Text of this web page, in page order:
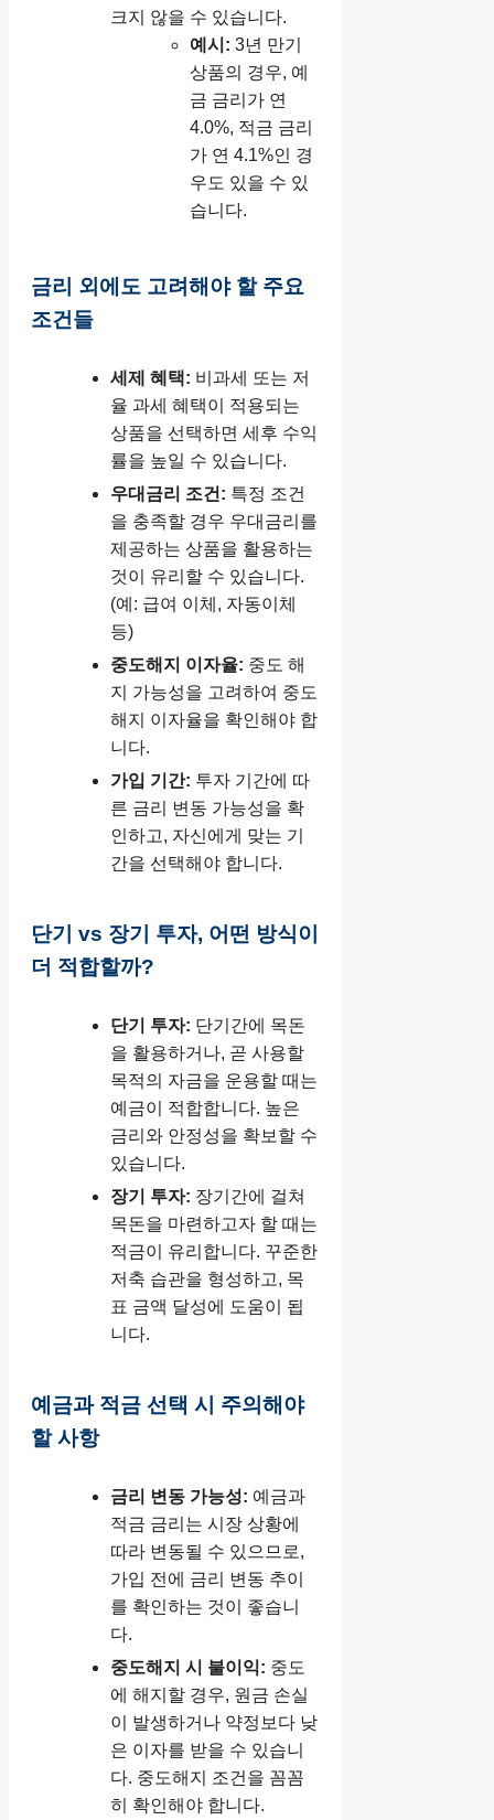
크지 않을 수 있습니다.
예시: 3년 만기
상품의 경우, 예
금 금리가 연
4.0%, 적금 금리
가 연 4.1%인 경
우도 있을 수 있
습니다.
금리 외에도 고려해야 할 주요
조건들
세제 혜택: 비과세 또는 저
율 과세 혜택이 적용되는
상품을 선택하면 세후 수익
률을 높일 수 있습니다.
우대금리 조건: 특정 조건
을 충족할 경우 우대금리를
제공하는 상품을 활용하는
것이 유리할 수 있습니다.
(예: 급여 이체, 자동이체
등)
중도해지 이자율: 중도 해
지 가능성을 고려하여 중도
해지 이자율을 확인해야 합
니다.
가입 기간: 투자 기간에 따
른 금리 변동 가능성을 확
인하고, 자신에게 맞는 기
간을 선택해야 합니다.
단기 vs 장기 투자, 어떤 방식이
더 적합할까?
단기 투자: 단기간에 목돈
을 활용하거나, 곧 사용할
목적의 자금을 운용할 때는
예금이 적합합니다. 높은
금리와 안정성을 확보할 수
있습니다.
장기 투자: 장기간에 걸쳐
목돈을 마련하고자 할 때는
적금이 유리합니다. 꾸준한
저축 습관을 형성하고, 목
표 금액 달성에 도움이 됩
니다.
예금과 적금 선택 시 주의해야
할 사항
금리 변동 가능성: 예금과
적금 금리는 시장 상황에
따라 변동될 수 있으므로,
가입 전에 금리 변동 추이
를 확인하는 것이 좋습니
다.
중도해지 시 불이익: 중도
에 해지할 경우, 원금 손실
이 발생하거나 약정보다 낮
은 이자를 받을 수 있습니
다. 중도해지 조건을 꼼꼼
히 확인해야 합니다.